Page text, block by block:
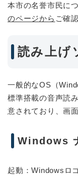
本市の名誉市民につ
のページから ご確
読み上げ
一般的なOS（
標準搭載の音声読
意されており、画
Windows
起動：Windowsロ